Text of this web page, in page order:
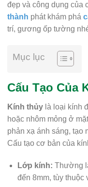
đẹp và công dụng của
thành phát khám phá
trí, gương ốp tường
Mục lục
Cấu Tạo Của
Kính thủy là loại kính
hoặc nhôm mỏng ở
phản xạ ánh sáng, tạo
Cấu tạo cơ bản của
Lớp kính: Thường
đến 8mm, tùy thuộc